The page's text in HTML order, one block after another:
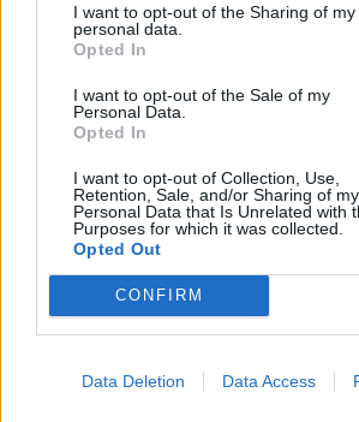
I want to opt-out of the Sharing of my
personal data.
Opted In
I want to opt-out of the Sale of my
Personal Data.
Opted In
I want to opt-out of Collection, Use,
Retention, Sale, and/or Sharing of my
Personal Data that Is Unrelated with
Purposes for which it was collected.
Opted Out
CONFIRM
Data Deletion Data Access